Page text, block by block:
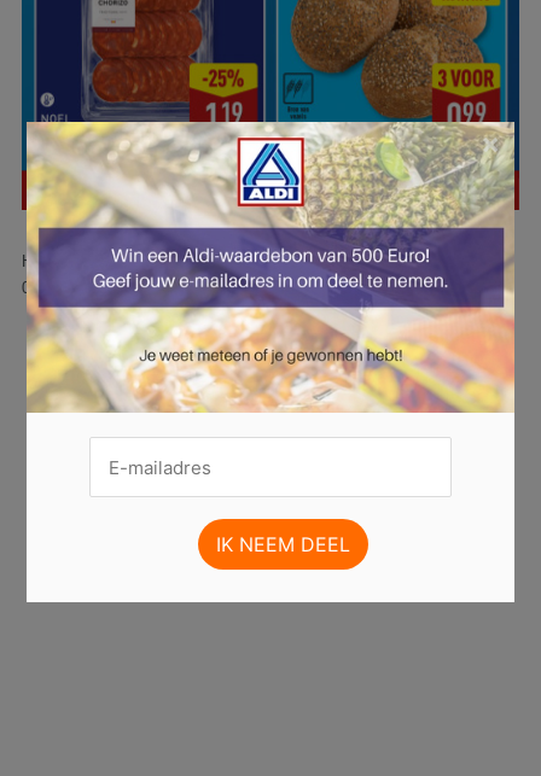
Hier is pagina 26 van 51 pagina's van de Aldi folder, geldig van
06.10.2025 tot 12.10.2025.
×